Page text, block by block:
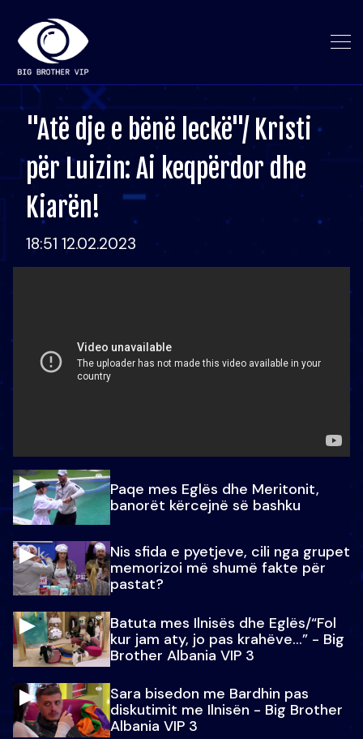
"Atë dje e bënë leckë"/ Kristi
për Luizin: Ai keqpërdor dhe
Kiarën!
18:51 12.02.2023
Paqe mes Eglës dhe Meritonit,
banorët kërcejnë së bashku
Nis sfida e pyetjeve, cili nga grupet
memorizoi më shumë fakte për
pastat?
Batuta mes Ilnisës dhe Eglës/“Fol
kur jam aty, jo pas krahëve…” - Big
Brother Albania VIP 3
Sara bisedon me Bardhin pas
diskutimit me Ilnisën - Big Brother
Albania VIP 3